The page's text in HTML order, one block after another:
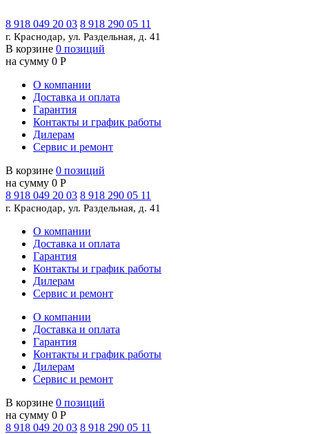
8 918 049 20 03 8 918 290 05 11
г. Краснодар, ул. Раздельная, д. 41
В корзине 0 позиций
на сумму 0 Р
О компании
Доставка и оплата
Гарантия
Контакты и график работы
Дилерам
Сервис и ремонт
В корзине 0 позиций
на сумму 0 Р
8 918 049 20 03 8 918 290 05 11
г. Краснодар, ул. Раздельная, д. 41
О компании
Доставка и оплата
Гарантия
Контакты и график работы
Дилерам
Сервис и ремонт
О компании
Доставка и оплата
Гарантия
Контакты и график работы
Дилерам
Сервис и ремонт
В корзине 0 позиций
на сумму 0 Р
8 918 049 20 03 8 918 290 05 11